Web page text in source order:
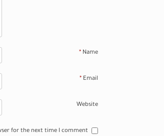
Name
*
Email
*
Website
for the next time I comment.